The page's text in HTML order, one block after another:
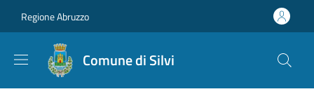
Regione Abruzzo
Comune di Silvi